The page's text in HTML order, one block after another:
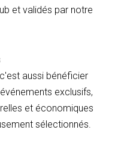
et validés par notre
aussi bénéficier
exclusifs,
et économiques
sélectionnés.